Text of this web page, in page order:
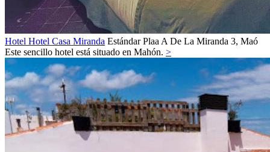
Hotel Hotel Casa Miranda Estándar Plaa A De La Miranda 3, Maó
Este sencillo hotel está situado en Mahón. >